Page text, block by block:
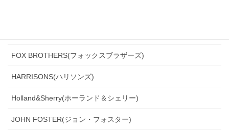
FOX BROTHERS(フォックスブラザーズ)
HARRISONS(ハリソンズ)
Holland&Sherry(ホーランド＆シェリー)
JOHN FOSTER(ジョン・フォスター)